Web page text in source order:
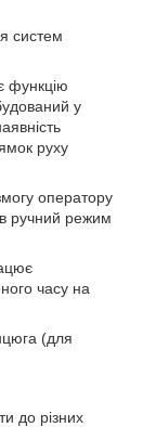
систем
функцію
у
руху
оператору
ручний режим
часу на
(для
до різних